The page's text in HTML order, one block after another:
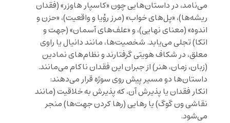
می‌نامد، در داستان‌هایی چون «کاسپار هاوزر» (فقدان
ریشه‌ها)، «پل‌های خواب» (مرز رؤیا و واقعیت)، «حزن و
اندوه» (معنای نهایی)، و «علف‌های آسمان» (جهت و
اتکا) تجلی می‌یابد. شخصیت‌ها، مانند دانیال یا راوی
معلق، در شکاف هویتی گرفتارند و نظام‌های نمادین
(زبان، زمان، هنر) از جبران این فقدان ناکام می‌مانند.
داستان‌ها دو مسیر پیش روی سوژه قرار می‌دهند:
انکار فقدان یا پذیرش آن، که پذیرش به خلاقیت (مانند
نقاشی ون گوگ) یا رهایی (رها کردن جهت‌ها) منجر
می‌شود.